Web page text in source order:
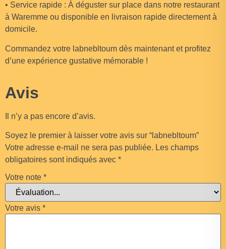
• Service rapide : À déguster sur place dans notre restaurant
à Waremme ou disponible en livraison rapide directement à
domicile.
Commandez votre labnebltoum dès maintenant et profitez
d’une expérience gustative mémorable !
Avis
Il n’y a pas encore d’avis.
Soyez le premier à laisser votre avis sur “labnebltoum”
Votre adresse e-mail ne sera pas publiée. Les champs
obligatoires sont indiqués avec *
Votre note *
Votre avis *